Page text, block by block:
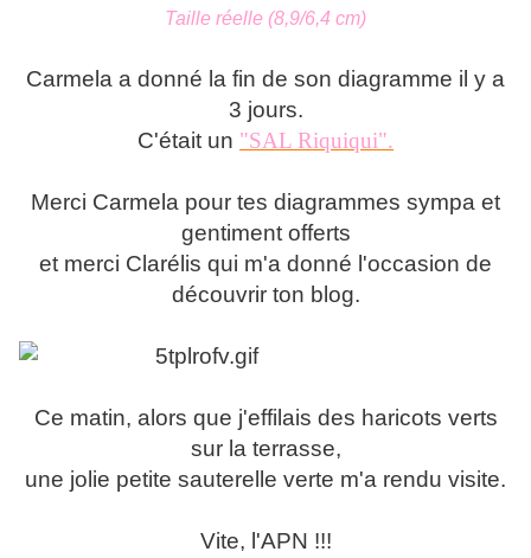
Taille réelle (8,9/6,4 cm)
Carmela a donné la fin de son diagramme il y a
3 jours.
C'était un "SAL Riquiqui".
Merci Carmela pour tes diagrammes sympa et
gentiment offerts
et merci Clarélis qui m'a donné l'occasion de
découvrir ton blog.
Ce matin, alors que j'effilais des haricots verts
sur la terrasse,
une jolie petite sauterelle verte m'a rendu visite.
Vite, l'APN !!!